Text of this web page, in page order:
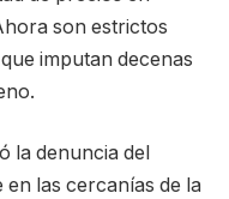
son estrictos
imputan decenas
la denuncia del
las cercanías de la